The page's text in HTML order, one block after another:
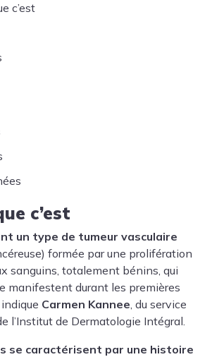
c’est
c’est
un type de tumeur vasculaire
formée par une prolifération
sanguins, totalement bénins, qui
manifestent durant les premières
Carmen Kannee, du service
l’Institut de Dermatologie Intégral.
se caractérisent par une histoire